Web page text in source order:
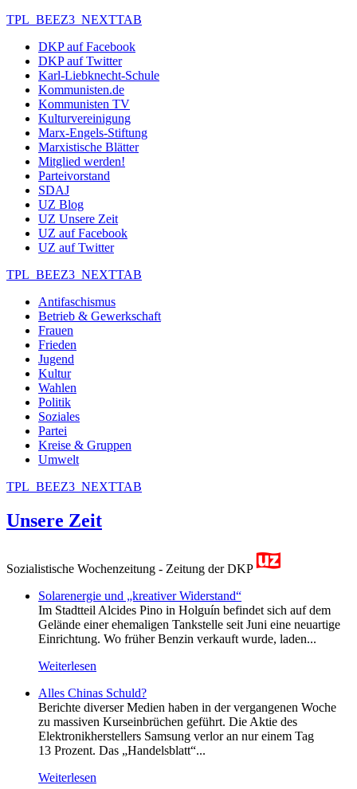
TPL_BEEZ3_NEXTTAB
DKP auf Facebook
DKP auf Twitter
Karl-Liebknecht-Schule
Kommunisten.de
Kommunisten TV
Kulturvereinigung
Marx-Engels-Stiftung
Marxistische Blätter
Mitglied werden!
Parteivorstand
SDAJ
UZ Blog
UZ Unsere Zeit
UZ auf Facebook
UZ auf Twitter
TPL_BEEZ3_NEXTTAB
Antifaschismus
Betrieb & Gewerkschaft
Frauen
Frieden
Jugend
Kultur
Wahlen
Politik
Soziales
Partei
Kreise & Gruppen
Umwelt
TPL_BEEZ3_NEXTTAB
Unsere Zeit
Sozialistische Wochenzeitung - Zeitung der DKP
Solarenergie und „kreativer Widerstand“
Im Stadtteil Alcides Pino in Holguín befindet sich auf dem
Gelände einer ehemaligen Tankstelle seit Juni eine neuartige
Einrichtung. Wo früher Benzin verkauft wurde, laden...
Weiterlesen
Alles Chinas Schuld?
Berichte diverser Medien haben in der vergangenen Woche
zu massiven Kurseinbrüchen geführt. Die Aktie des
Elektronikherstellers Samsung verlor an nur einem Tag
13 Prozent. Das „Handelsblatt“...
Weiterlesen